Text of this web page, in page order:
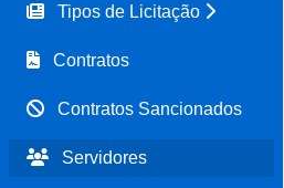
Tipos de Licitação
Contratos
Contratos Sancionados
Servidores